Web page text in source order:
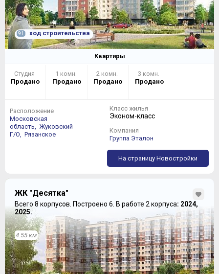
91 ход строительства
Квартиры
Студия
Продано
1 комн.
Продано
2 комн.
Продано
3 комн.
Продано
Расположение
Московская
область,
Жуковский
Г/О,
Рязанское
Класс жилья
Эконом-класс
Компания
Группа Эталон
На страницу Новостройки
ЖК "Десятка"
Всего 8 корпусов. Построено 6. В работе 2 корпуса: 2024,
2025.
4.55 км